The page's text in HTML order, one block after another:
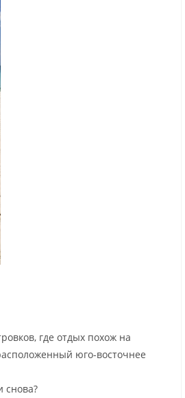
где отдых похож на
юго-восточнее
снова?